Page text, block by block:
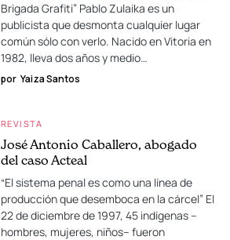
Brigada Grafiti” Pablo Zulaika es un
publicista que desmonta cualquier lugar
común sólo con verlo. Nacido en Vitoria en
1982, lleva dos años y medio…
por Yaiza Santos
REVISTA
José Antonio Caballero, abogado
del caso Acteal
“El sistema penal es como una línea de
producción que desemboca en la cárcel” El
22 de diciembre de 1997, 45 indígenas –
hombres, mujeres, niños– fueron